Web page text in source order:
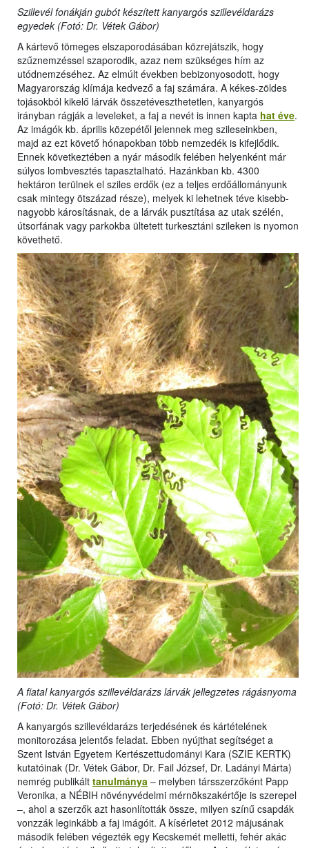
Szillevél fonákján gubót készített kanyargós szillevéldarázs
egyedek (Fotó: Dr. Vétek Gábor)
A kártevő tömeges elszaporodásában közrejátszik, hogy
szűznemzéssel szaporodik, azaz nem szükséges hím az
utódnemzéséhez. Az elmúlt években bebizonyosodott, hogy
Magyarország klímája kedvező a faj számára. A kékes-zöldes
tojásokból kikelő lárvák összetéveszthetetlen, kanyargós
irányban rágják a leveleket, a faj a nevét is innen kapta hat éve.
Az imágók kb. április közepétől jelennek meg szileseinkben,
majd az ezt követő hónapokban több nemzedék is kifejlődik.
Ennek következtében a nyár második felében helyenként már
súlyos lombvesztés tapasztalható. Hazánkban kb. 4300
hektáron terülnek el sziles erdők (ez a teljes erdőállományunk
csak mintegy ötszázad része), melyek ki lehetnek téve kisebb-
nagyobb károsításnak, de a lárvák pusztítása az utak szélén,
útsorfának vagy parkokba ültetett turkesztáni szileken is nyomon
követhető.
A fiatal kanyargós szillevéldarázs lárvák jellegzetes rágásnyoma
(Fotó: Dr. Vétek Gábor)
A kanyargós szillevéldarázs terjedésének és kártételének
monitorozása jelentős feladat. Ebben nyújthat segítséget a
Szent István Egyetem Kertészettudományi Kara (SZIE KERTK)
kutatóinak (Dr. Vétek Gábor, Dr. Fail József, Dr. Ladányi Márta)
nemrég publikált tanulmánya – melyben társszerzőként Papp
Veronika, a NÉBIH növényvédelmi mérnökszakértője is szerepel
–, ahol a szerzők azt hasonlították össze, milyen színű csapdák
vonzzák leginkább a faj imágóit. A kísérletet 2012 májusának
második felében végezték egy Kecskemét melletti, fehér akác